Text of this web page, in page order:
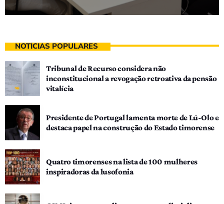
NOTÍCIAS POPULARES
Tribunal de Recurso considera não
inconstitucional a revogação retroativa da pensão
vitalícia
Presidente de Portugal lamenta morte de Lú-Olo e
destaca papel na construção do Estado timorense
Quatro timorenses na lista de 100 mulheres
inspiradoras da lusofonia